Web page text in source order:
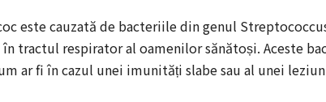
este cauzată de bacteriile din genul
tractul respirator al oamenilor sănătoși. Aceste
ar fi în cazul unei imunități slabe sau al unei